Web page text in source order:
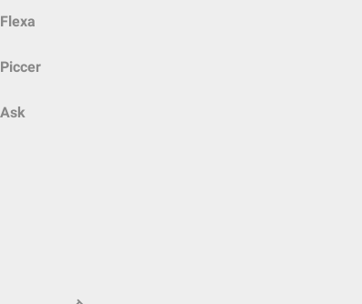
Flexa
Piccer
Ask